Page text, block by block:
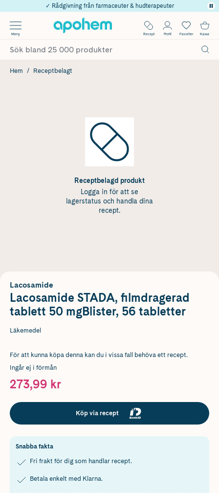
Årets Butik 2025 inom Skönhet
Använd kod: SOMMAR20 för 20% över 649kr
✓ Rådgivning från farmaceuter & hudterapeuter
✓ Poäng på alla köp*
Meny Recept Profil Favoriter Kassa
Hem Receptbelagt
Receptbelagd produkt
Logga in för att se
lagerstatus och handla dina
recept.
Lacosamide
Lacosamide STADA, filmdragerad
tablett 50 mgBlister, 56 tabletter
Läkemedel
För att kunna köpa denna kan du i vissa fall behöva ett recept.
Ingår ej i förmån
273,99 kr
Köp via recept
Snabba fakta
Fri frakt för dig som handlar recept.
Betala enkelt med Klarna.